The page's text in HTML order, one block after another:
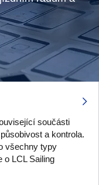
součásti
a kontrola.
všechny typy
o LCL Sailing